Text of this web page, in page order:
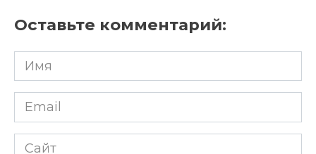
Оставьте комментарий:
Имя
*
Email
*
Сайт